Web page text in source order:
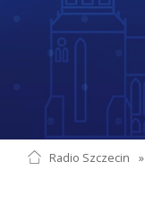
Radio Szczecin »